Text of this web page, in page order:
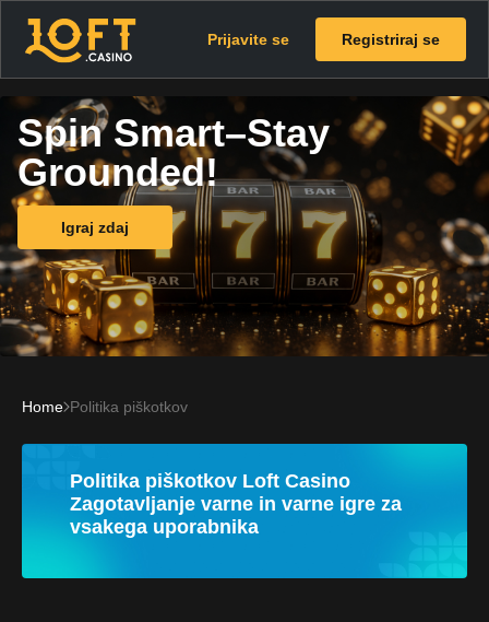
Prijavite se Registriraj se
Spin Smart–Stay
Grounded!
Igraj zdaj
Home Politika piškotkov
Politika piškotkov Loft Casino
Zagotavljanje varne in varne igre za
vsakega uporabnika